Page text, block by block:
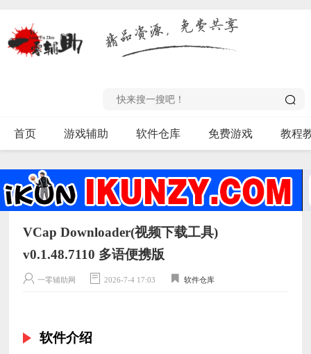
首页 游戏辅助 软件仓库 免费游戏 教程
VCap Downloader(视频下载工具)
v0.1.48.7110 多语便携版
一零辅助网 2026-7-4 17:03 软件仓库
软件介绍